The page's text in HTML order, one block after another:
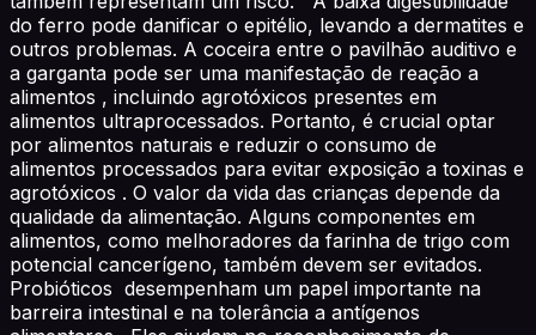
do ferro pode danificar o epitélio, levando a dermatites e
outros problemas. A coceira entre o pavilhão auditivo e
a garganta pode ser uma manifestação de reação a
alimentos , incluindo agrotóxicos presentes em
alimentos ultraprocessados. Portanto, é crucial optar
por alimentos naturais e reduzir o consumo de
alimentos processados para evitar exposição a toxinas e
agrotóxicos . O valor da vida das crianças depende da
qualidade da alimentação. Alguns componentes em
alimentos, como melhoradores da farinha de trigo com
potencial cancerígeno, também devem ser evitados.
Probióticos desempenham um papel importante na
barreira intestinal e na tolerância a antígenos